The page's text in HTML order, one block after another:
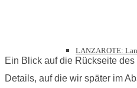
LANZAROTE:
Ein Blick auf die Rückseite
Details, auf die wir später im